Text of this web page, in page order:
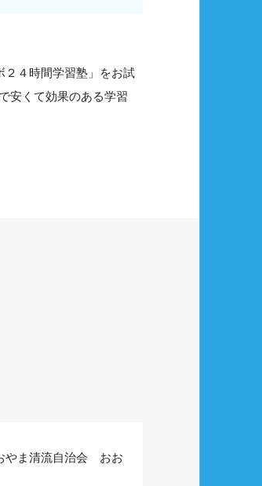
２４時間学習塾」をお試
安くて効果のある学習
やま清流自治会 おお